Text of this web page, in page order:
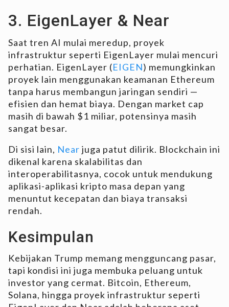
3. EigenLayer & Near
Saat tren AI mulai meredup, proyek
infrastruktur seperti EigenLayer mulai mencuri
perhatian. EigenLayer (EIGEN) memungkinkan
proyek lain menggunakan keamanan Ethereum
tanpa harus membangun jaringan sendiri —
efisien dan hemat biaya. Dengan market cap
masih di bawah $1 miliar, potensinya masih
sangat besar.
Di sisi lain, Near juga patut dilirik. Blockchain ini
dikenal karena skalabilitas dan
interoperabilitasnya, cocok untuk mendukung
aplikasi-aplikasi kripto masa depan yang
menuntut kecepatan dan biaya transaksi
rendah.
Kesimpulan
Kebijakan Trump memang mengguncang pasar,
tapi kondisi ini juga membuka peluang untuk
investor yang cermat. Bitcoin, Ethereum,
Solana, hingga proyek infrastruktur seperti